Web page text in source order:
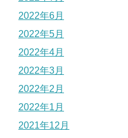
2022年6月
2022年5月
2022年4月
2022年3月
2022年2月
2022年1月
2021年12月